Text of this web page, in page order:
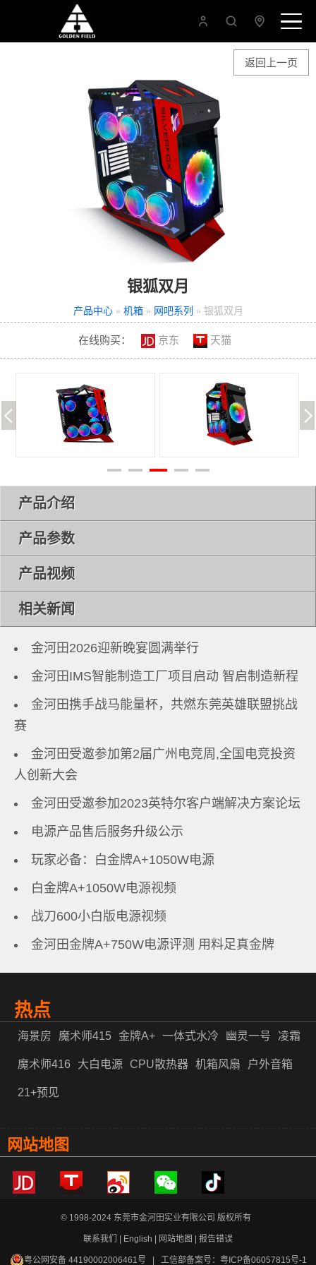
返回上一页
银狐双月
产品中心» 机箱» 网吧系列 » 银狐双月
在线购买： 京东 天猫
产品介绍
产品参数
产品视频
相关新闻
金河田2026迎新晚宴圆满举行
金河田IMS智能制造工厂项目启动 智启制造新程
金河田携手战马能量杯，共燃东莞英雄联盟挑战
赛
金河田受邀参加第2届广州电竞周,全国电竞投资
人创新大会
金河田受邀参加2023英特尔客户端解决方案论坛
电源产品售后服务升级公示
玩家必备：白金牌A+1050W电源
白金牌A+1050W电源视频
战刀600小白版电源视频
金河田金牌A+750W电源评测 用料足真金牌
热点
海景房 魔术师415 金牌A+ 一体式水冷 幽灵一号 凌霜
魔术师416 大白电源 CPU散热器 机箱风扇 户外音箱
21+预见
网站地图
© 1998-2024 东莞市金河田实业有限公司 版权所有
联系我们 | English | 网站地图 | 报告错误
粤公网安备 44190002006461号 | 工信部备案号： 粤ICP备06057815号-1